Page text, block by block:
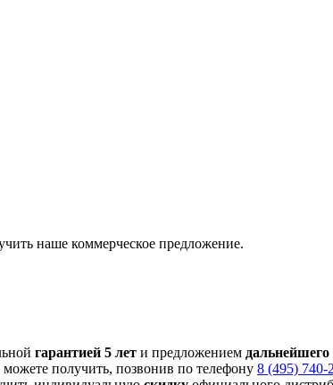
наше коммерческое предложение.
гарантией 5 лет и предложением
получить, позвонив по телефону 8 (495) 740-